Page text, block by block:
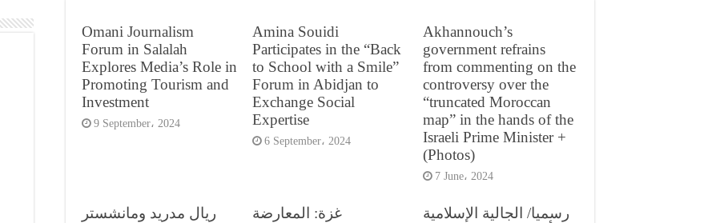
Omani Journalism
Forum in Salalah
Explores Media’s Role in
Promoting Tourism and
Investment
9 September، 2024
Amina Souidi
Participates in the “Back
to School with a Smile”
Forum in Abidjan to
Exchange Social
Expertise
6 September، 2024
Akhannouch’s
government refrains
from commenting on the
controversy over the
“truncated Moroccan
map” in the hands of the
Israeli Prime Minister +
(Photos)
7 June، 2024
ريال مدريد ومانشستر
غزة: المعارضة
رسميا/ الجالية الإسلامية